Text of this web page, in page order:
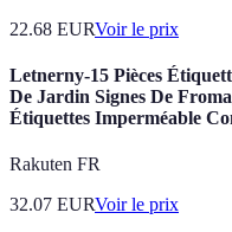
22.68 EURVoir le prix
Letnerny-15 Pièces
De Jardin Signes De
Étiquettes Imperméable
Rakuten FR
32.07 EURVoir le prix